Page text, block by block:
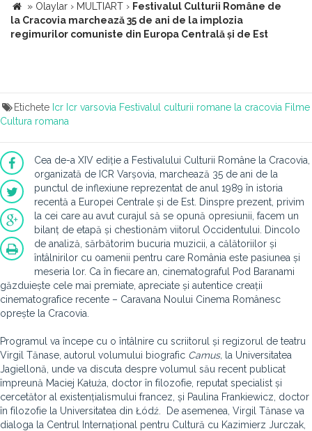
» Olaylar › MULTIART › Festivalul Culturii Române de
la Cracovia marchează 35 de ani de la implozia
regimurilor comuniste din Europa Centrală și de Est
Etichete Icr Icr varsovia Festivalul culturii romane la cracovia Filme
Cultura romana
Cea de-a XIV ediție a Festivalului Culturii Române la Cracovia,
organizată de ICR Varșovia, marchează 35 de ani de la
punctul de inflexiune reprezentat de anul 1989 în istoria
recentă a Europei Centrale și de Est. Dinspre prezent, privim
la cei care au avut curajul să se opună opresiunii, facem un
bilanț de etapă și chestionăm viitorul Occidentului. Dincolo
de analiză, sărbătorim bucuria muzicii, a călătoriilor și
întâlnirilor cu oamenii pentru care România este pasiunea și
meseria lor. Ca în fiecare an, cinematograful Pod Baranami
găzduiește cele mai premiate, apreciate și autentice creații
cinematografice recente – Caravana Noului Cinema Românesc
oprește la Cracovia.
Programul va începe cu o întâlnire cu scriitorul și regizorul de teatru
Virgil Tănase, autorul volumului biografic Camus, la Universitatea
Jagiellonă, unde va discuta despre volumul său recent publicat
împreună Maciej Kałuża, doctor în filozofie, reputat specialist și
cercetător al existențialismului francez, și Paulina Frankiewicz, doctor
în filozofie la Universitatea din Łódź. De asemenea, Virgil Tănase va
dialoga la Centrul Internațional pentru Cultură cu Kazimierz Jurczak,